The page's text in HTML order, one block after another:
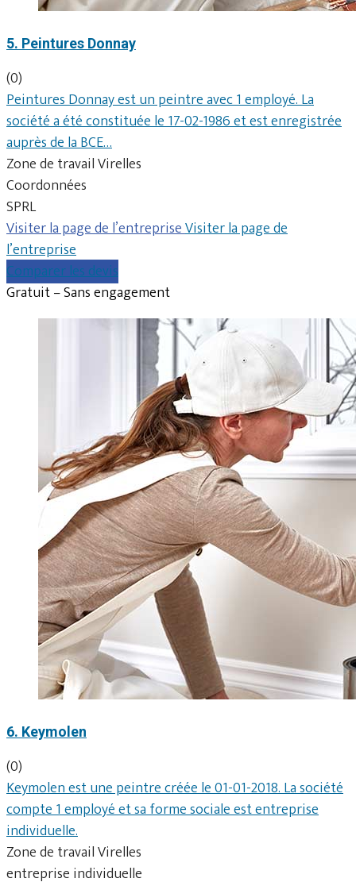
5. Peintures Donnay
(0)
Peintures Donnay est un peintre avec 1 employé. La
société a été constituée le 17-02-1986 et est enregistrée
auprès de la BCE…
Zone de travail Virelles
Coordonnées
SPRL
Visiter la page de l’entrepriseVisiter la page de
l’entreprise
Comparer les devis
Gratuit – Sans engagement
6. Keymolen
(0)
Keymolen est une peintre créée le 01-01-2018. La société
compte 1 employé et sa forme sociale est entreprise
individuelle.
Zone de travail Virelles
entreprise individuelle